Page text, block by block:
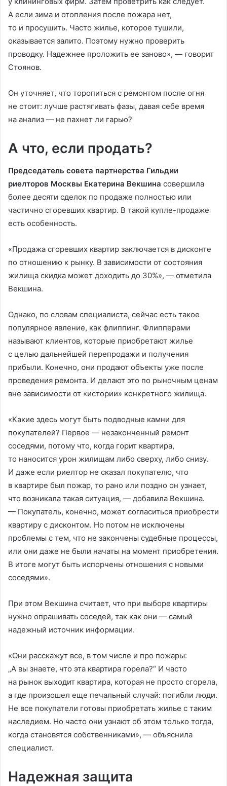
А если зима и отопления после пожара нет,
то и просушить. Часто жилье, которое тушили,
оказывается залито. Поэтому нужно проверить
проводку. Надежнее проложить ее заново», — говорит
Стоянов.
Он уточняет, что торопиться с ремонтом после огня
не стоит: лучше растягивать фазы, давая себе время
на анализ — не пахнет ли гарью?
А что, если продать?
Председатель совета партнерства Гильдии
риелторов Москвы Екатерина Векшина совершила
более десяти сделок по продаже полностью или
частично сгоревших квартир. В такой купле-продаже
есть особенность.
«Продажа сгоревших квартир заключается в дисконте
по отношению к рынку. В зависимости от состояния
жилища скидка может доходить до 30%», — отметила
Векшина.
Однако, по словам специалиста, сейчас есть такое
популярное явление, как флиппинг. Флипперами
называют клиентов, которые приобретают жилье
с целью дальнейшей перепродажи и получения
прибыли. Конечно, они продают объекты уже после
проведения ремонта. И делают это по рыночным ценам
вне зависимости от «истории» конкретного жилища.
«Какие здесь могут быть подводные камни для
покупателей? Первое — незаконченный ремонт
соседями, потому что, когда горит квартира,
то наносится урон жилищам либо сверху, либо снизу.
И даже если риелтор не сказал покупателю, что
в квартире был пожар, то рано или поздно он узнает,
что возникала такая ситуация, — добавила Векшина.
— Покупатель, конечно, может согласиться приобрести
квартиру с дисконтом. Но потом не исключены
проблемы с тем, что не закончены судебные процессы,
или они даже не были начаты на момент приобретения.
В итоге могут быть испорчены отношения с новыми
соседями».
При этом Векшина считает, что при выборе квартиры
нужно опрашивать соседей, так как они — самый
надежный источник информации.
«Они расскажут все, в том числе и про пожары:
„А вы знаете, что эта квартира горела?“ И часто
на рынок выходит квартира, которая не просто сгорела,
а где произошел еще печальный случай: погибли люди.
Не все покупатели готовы приобретать жилье с таким
наследием. Но часто они узнают об этом только тогда,
когда становятся собственниками», — объяснила
специалист.
Надежная защита